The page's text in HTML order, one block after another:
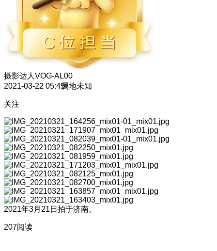
摄影达人 VOG-AL00
2021-03-22 05:45属地未知
关注
2021年3月21日拍于济南。
207阅读